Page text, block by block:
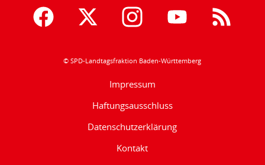
© SPD-Landtagsfraktion Baden-Württemberg
Impressum
Haftungsausschluss
Datenschutzerklärung
Kontakt